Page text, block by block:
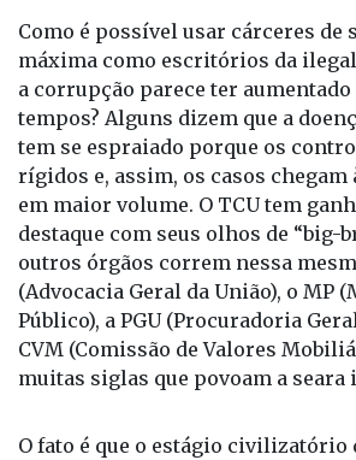
Como é possível usar cárceres de
máxima como escritórios da
a corrupção parece ter
tempos? Alguns dizem que a
tem se espraiado porque os
rígidos e, assim, os casos
em maior volume. O TCU tem
destaque com seus olhos de “big-
outros órgãos correm nessa
(Advocacia Geral da União), o MP
Público), a PGU (Procuradoria
CVM (Comissão de Valores
muitas siglas que povoam a
O fato é que o estágio civilizatório